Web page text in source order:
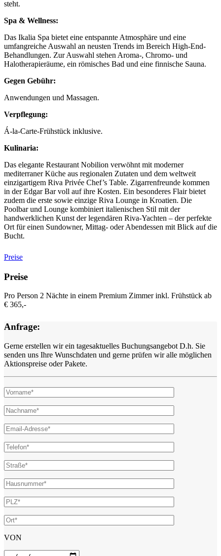
steht.
Spa & Wellness:
Das Ikalia Spa bietet eine entspannte Atmosphäre und eine
umfangreiche Auswahl an neusten Trends im Bereich High-End-
Behandlungen. Zur Auswahl stehen Aroma-, Chromo- und
Halotherapieräume, ein römisches Bad und eine finnische Sauna.
Gegen Gebühr:
Anwendungen und Massagen.
Verpflegung:
Á-la-Carte-Frühstück inklusive.
Kulinaria:
Das elegante Restaurant Nobilion verwöhnt mit moderner
mediterraner Küche aus regionalen Zutaten und dem weltweit
einzigartigem Riva Privée Chef’s Table. Zigarrenfreunde kommen
in der Edgar Bar voll auf ihre Kosten. Ein besonderes Flair bietet
zudem die erste sowie einzige Riva Lounge in Kroatien. Die
Poolbar und Lounge kombiniert italienischen Stil mit der
handwerklichen Kunst der legendären Riva-Yachten – der perfekte
Ort für einen Sundowner, Mittag- oder Abendessen mit Blick auf die
Bucht.
Preise
Preise
Pro Person 2 Nächte in einem Premium Zimmer inkl. Frühstück ab
€ 365,-
Anfrage:
Gerne erstellen wir ein tagesaktuelles Buchungsangebot D.h. Sie
senden uns Ihre Wunschdaten und gerne prüfen wir alle möglichen
Aktionspreise oder Pakete.
VON